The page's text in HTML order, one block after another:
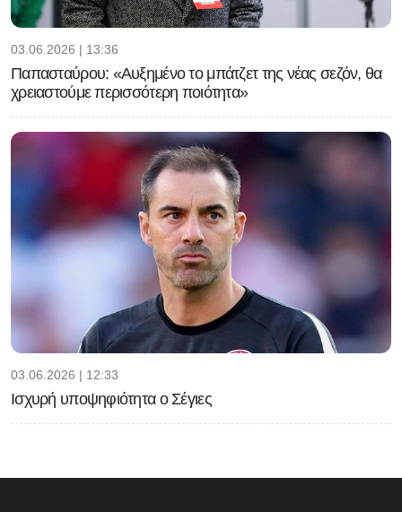
03.06.2026 | 13:36
Παπασταύρου: «Αυξημένο το μπάτζετ της νέας σεζόν, θα
χρειαστούμε περισσότερη ποιότητα»
03.06.2026 | 12:33
Ισχυρή υποψηφιότητα ο Σέγιες